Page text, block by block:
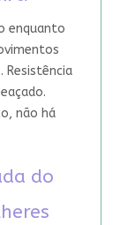
enquanto
Resistência
não há
do